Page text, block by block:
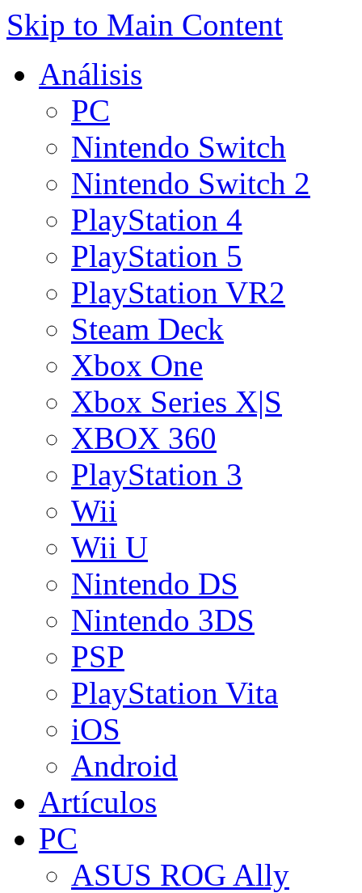
Skip to Main Content
Análisis
PC
Nintendo Switch
Nintendo Switch 2
PlayStation 4
PlayStation 5
PlayStation VR2
Steam Deck
Xbox One
Xbox Series X|S
XBOX 360
PlayStation 3
Wii
Wii U
Nintendo DS
Nintendo 3DS
PSP
PlayStation Vita
iOS
Android
Artículos
PC
ASUS ROG Ally